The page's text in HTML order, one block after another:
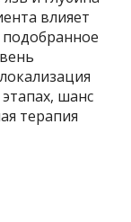
влияет
шанс
терапия